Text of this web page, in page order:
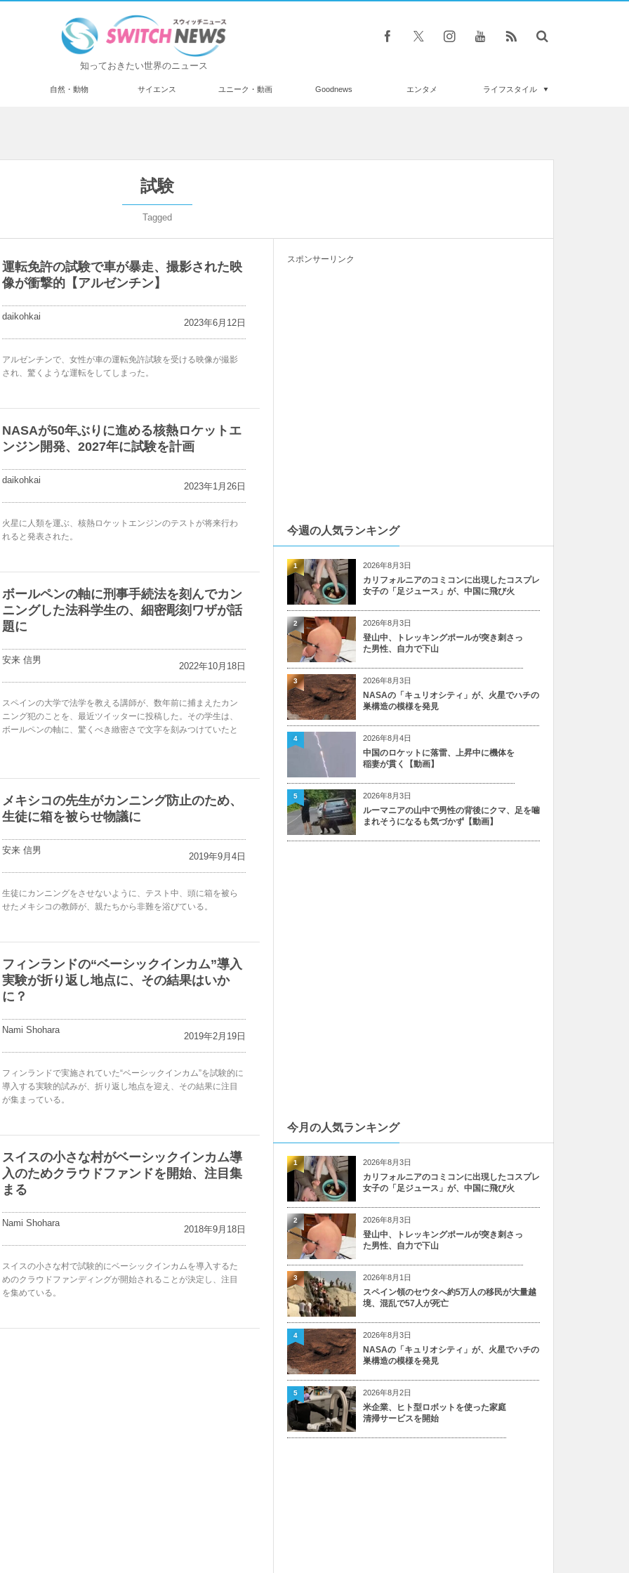
知っておきたい世界のニュース
自然・動物 サイエンス ユニーク・動画 Goodnews エンタメ ライフスタイル
試験
Tagged
運転免許の試験で車が暴走、撮影された映
像が衝撃的【アルゼンチン】
daikohkai
2023年6月12日
アルゼンチンで、女性が車の運転免許試験を受ける映像が撮影
され、驚くような運転をしてしまった。
NASAが50年ぶりに進める核熱ロケットエ
ンジン開発、2027年に試験を計画
daikohkai
2023年1月26日
火星に人類を運ぶ、核熱ロケットエンジンのテストが将来行わ
れると発表された。
ボールペンの軸に刑事手続法を刻んでカン
ニングした法科学生の、細密彫刻ワザが話
題に
安来 信男
2022年10月18日
スペインの大学で法学を教える講師が、数年前に捕まえたカン
ニング犯のことを、最近ツイッターに投稿した。その学生は、
ボールペンの軸に、驚くべき緻密さで文字を刻みつけていたと
メキシコの先生がカンニング防止のため、
生徒に箱を被らせ物議に
安来 信男
2019年9月4日
生徒にカンニングをさせないように、テスト中、頭に箱を被ら
せたメキシコの教師が、親たちから非難を浴びている。
フィンランドの“ベーシックインカム”導入
実験が折り返し地点に、その結果はいか
に？
Nami Shohara
2019年2月19日
フィンランドで実施されていた“ベーシックインカム”を試験的に
導入する実験的試みが、折り返し地点を迎え、その結果に注目
が集まっている。
スイスの小さな村がベーシックインカム導
入のためクラウドファンドを開始、注目集
まる
Nami Shohara
2018年9月18日
スイスの小さな村で試験的にベーシックインカムを導入するた
めのクラウドファンディングが開始されることが決定し、注目
を集めている。
スポンサーリンク
今週の人気ランキング
2026年8月3日
カリフォルニアのコミコンに出現したコスプレ
女子の「足ジュース」が、中国に飛び火
1
2026年8月3日
登山中、トレッキングポールが突き刺さっ
た男性、自力で下山
2
2026年8月3日
NASAの「キュリオシティ」が、火星でハチの
巣構造の模様を発見
3
2026年8月4日
中国のロケットに落雷、上昇中に機体を
稲妻が貫く【動画】
4
2026年8月3日
ルーマニアの山中で男性の背後にクマ、足を噛
まれそうになるも気づかず【動画】
5
今月の人気ランキング
2026年8月3日
カリフォルニアのコミコンに出現したコスプレ
女子の「足ジュース」が、中国に飛び火
1
2026年8月3日
登山中、トレッキングポールが突き刺さっ
た男性、自力で下山
2
2026年8月1日
スペイン領のセウタへ約5万人の移民が大量越
境、混乱で57人が死亡
3
2026年8月3日
NASAの「キュリオシティ」が、火星でハチの
巣構造の模様を発見
4
2026年8月2日
米企業、ヒト型ロボットを使った家庭
清掃サービスを開始
5